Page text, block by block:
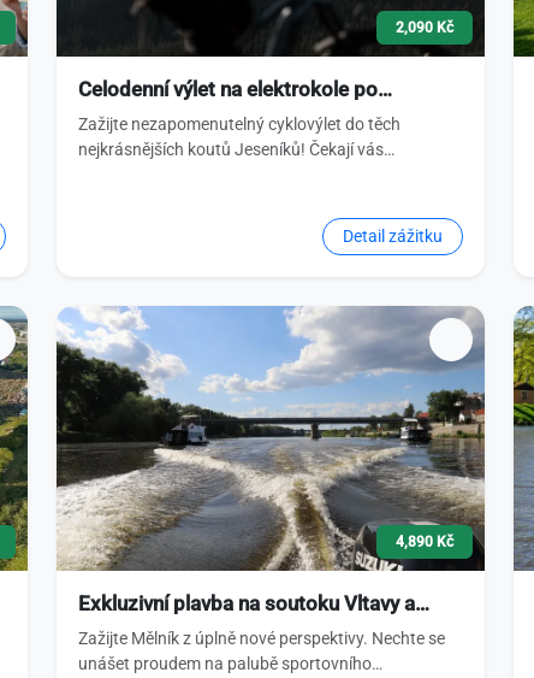
2,090 Kč
Celodenní výlet na elektrokole po…
Zažijte nezapomenutelný cyklovýlet do těch
nejkrásnějších koutů Jeseníků! Čekají vás…
Detail zážitku
4,890 Kč
Exkluzivní plavba na soutoku Vltavy a…
Zažijte Mělník z úplně nové perspektivy. Nechte se
unášet proudem na palubě sportovního…